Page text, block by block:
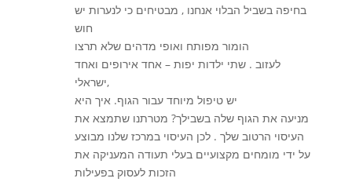
בחיפה בשביל הבלוי אנחנו , מבטיחים כי לנערות יש
חוש
הומור מפותח ואופי מדהים שלא תרצו
לעזוב . שתי ילדות יפות – אחד אירופים ואחד
ישראלי,
יש טיפול מיוחד עבור הגוף. איך היא
מניעה את הגוף שלה בשבילך? מטרתנו שתמצא את
העיסוי הרטוב שלך . לכן העיסוי במרכז שלנו מבוצע
על ידי מומחים מקצועיים בעלי תעודה המעניקה את
הזכות לעסוק בפעילות